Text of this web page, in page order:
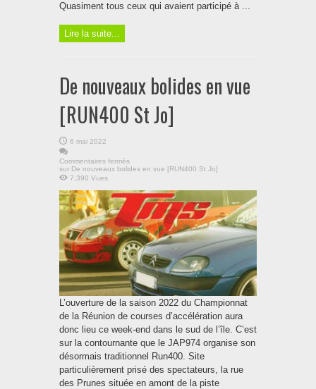
Quasiment tous ceux qui avaient participé à ...
Lire la suite...
De nouveaux bolides en vue
[RUN400 St Jo]
6 mai 2022
Commentaires fermés
sur De nouveaux bolides en vue [RUN400 St Jo]
7,390 Vues
L’ouverture de la saison 2022 du Championnat
de la Réunion de courses d’accélération aura
donc lieu ce week-end dans le sud de l’île. C’est
sur la contournante que le JAP974 organise son
désormais traditionnel Run400. Site
particulièrement prisé des spectateurs, la rue
des Prunes située en amont de la piste